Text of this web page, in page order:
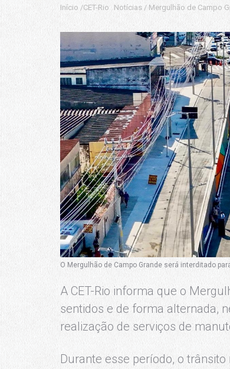
Início /CET-Rio Notícias / Mergulhão de Campo
O Mergulhão de Campo Grande será interditado
A CET-Rio informa que o
sentidos e de forma alternada,
realização de serviços de
Durante esse período, o